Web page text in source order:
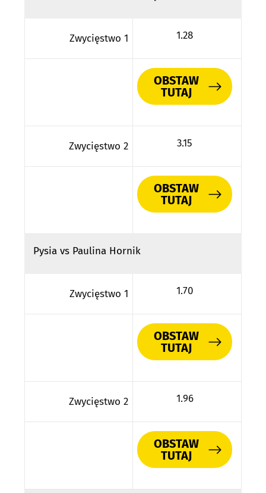
Zwycięstwo 1 1.28
OBSTAW
TUTAJ
Zwycięstwo 2 3.15
OBSTAW
TUTAJ
Pysia vs Paulina Hornik
Zwycięstwo 1 1.70
OBSTAW
TUTAJ
Zwycięstwo 2 1.96
OBSTAW
TUTAJ